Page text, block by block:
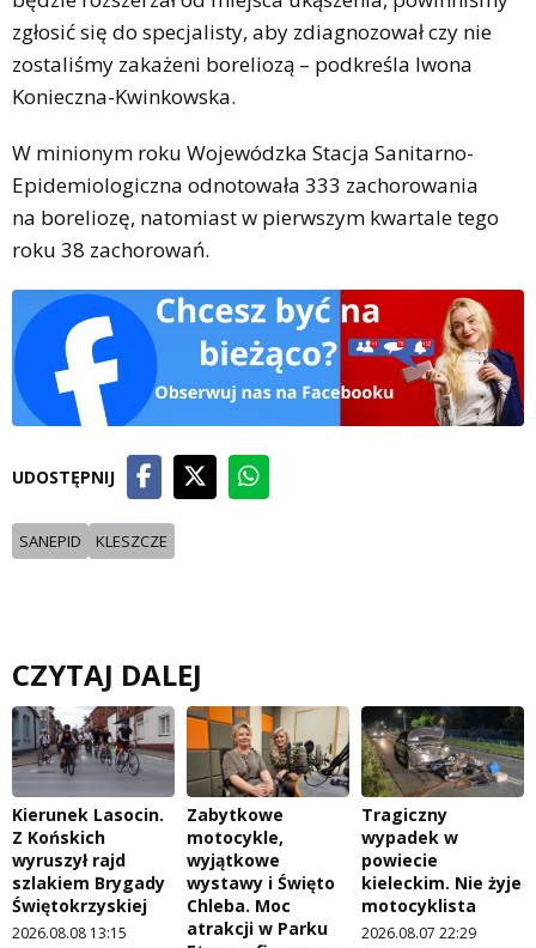
zgłosić się do specjalisty, aby zdiagnozował czy nie
zostaliśmy zakażeni boreliozą – podkreśla Iwona
Konieczna-Kwinkowska.
W minionym roku Wojewódzka Stacja Sanitarno-
Epidemiologiczna odnotowała 333 zachorowania
na boreliozę, natomiast w pierwszym kwartale tego
roku 38 zachorowań.
UDOSTĘPNIJ
SANEPID KLESZCZE
CZYTAJ DALEJ
Kierunek Lasocin.
Z Końskich
wyruszył rajd
szlakiem Brygady
Świętokrzyskiej
2026.08.08 13:15
Zabytkowe
motocykle,
wyjątkowe
wystawy i Święto
Chleba. Moc
atrakcji w Parku
Tragiczny
wypadek w
powiecie
kieleckim. Nie żyje
motocyklista
2026.08.07 22:29